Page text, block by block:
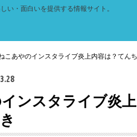
い・面白いを提供する情報サイト。
こあやのインスタライブ炎上内容は？てん
ンスタライブ炎